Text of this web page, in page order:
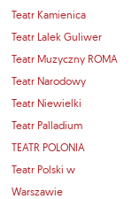
Teatr Kamienica
Teatr Lalek Guliwer
Teatr Muzyczny ROMA
Teatr Narodowy
Teatr Niewielki
Teatr Palladium
TEATR POLONIA
Teatr Polski w
Warszawie